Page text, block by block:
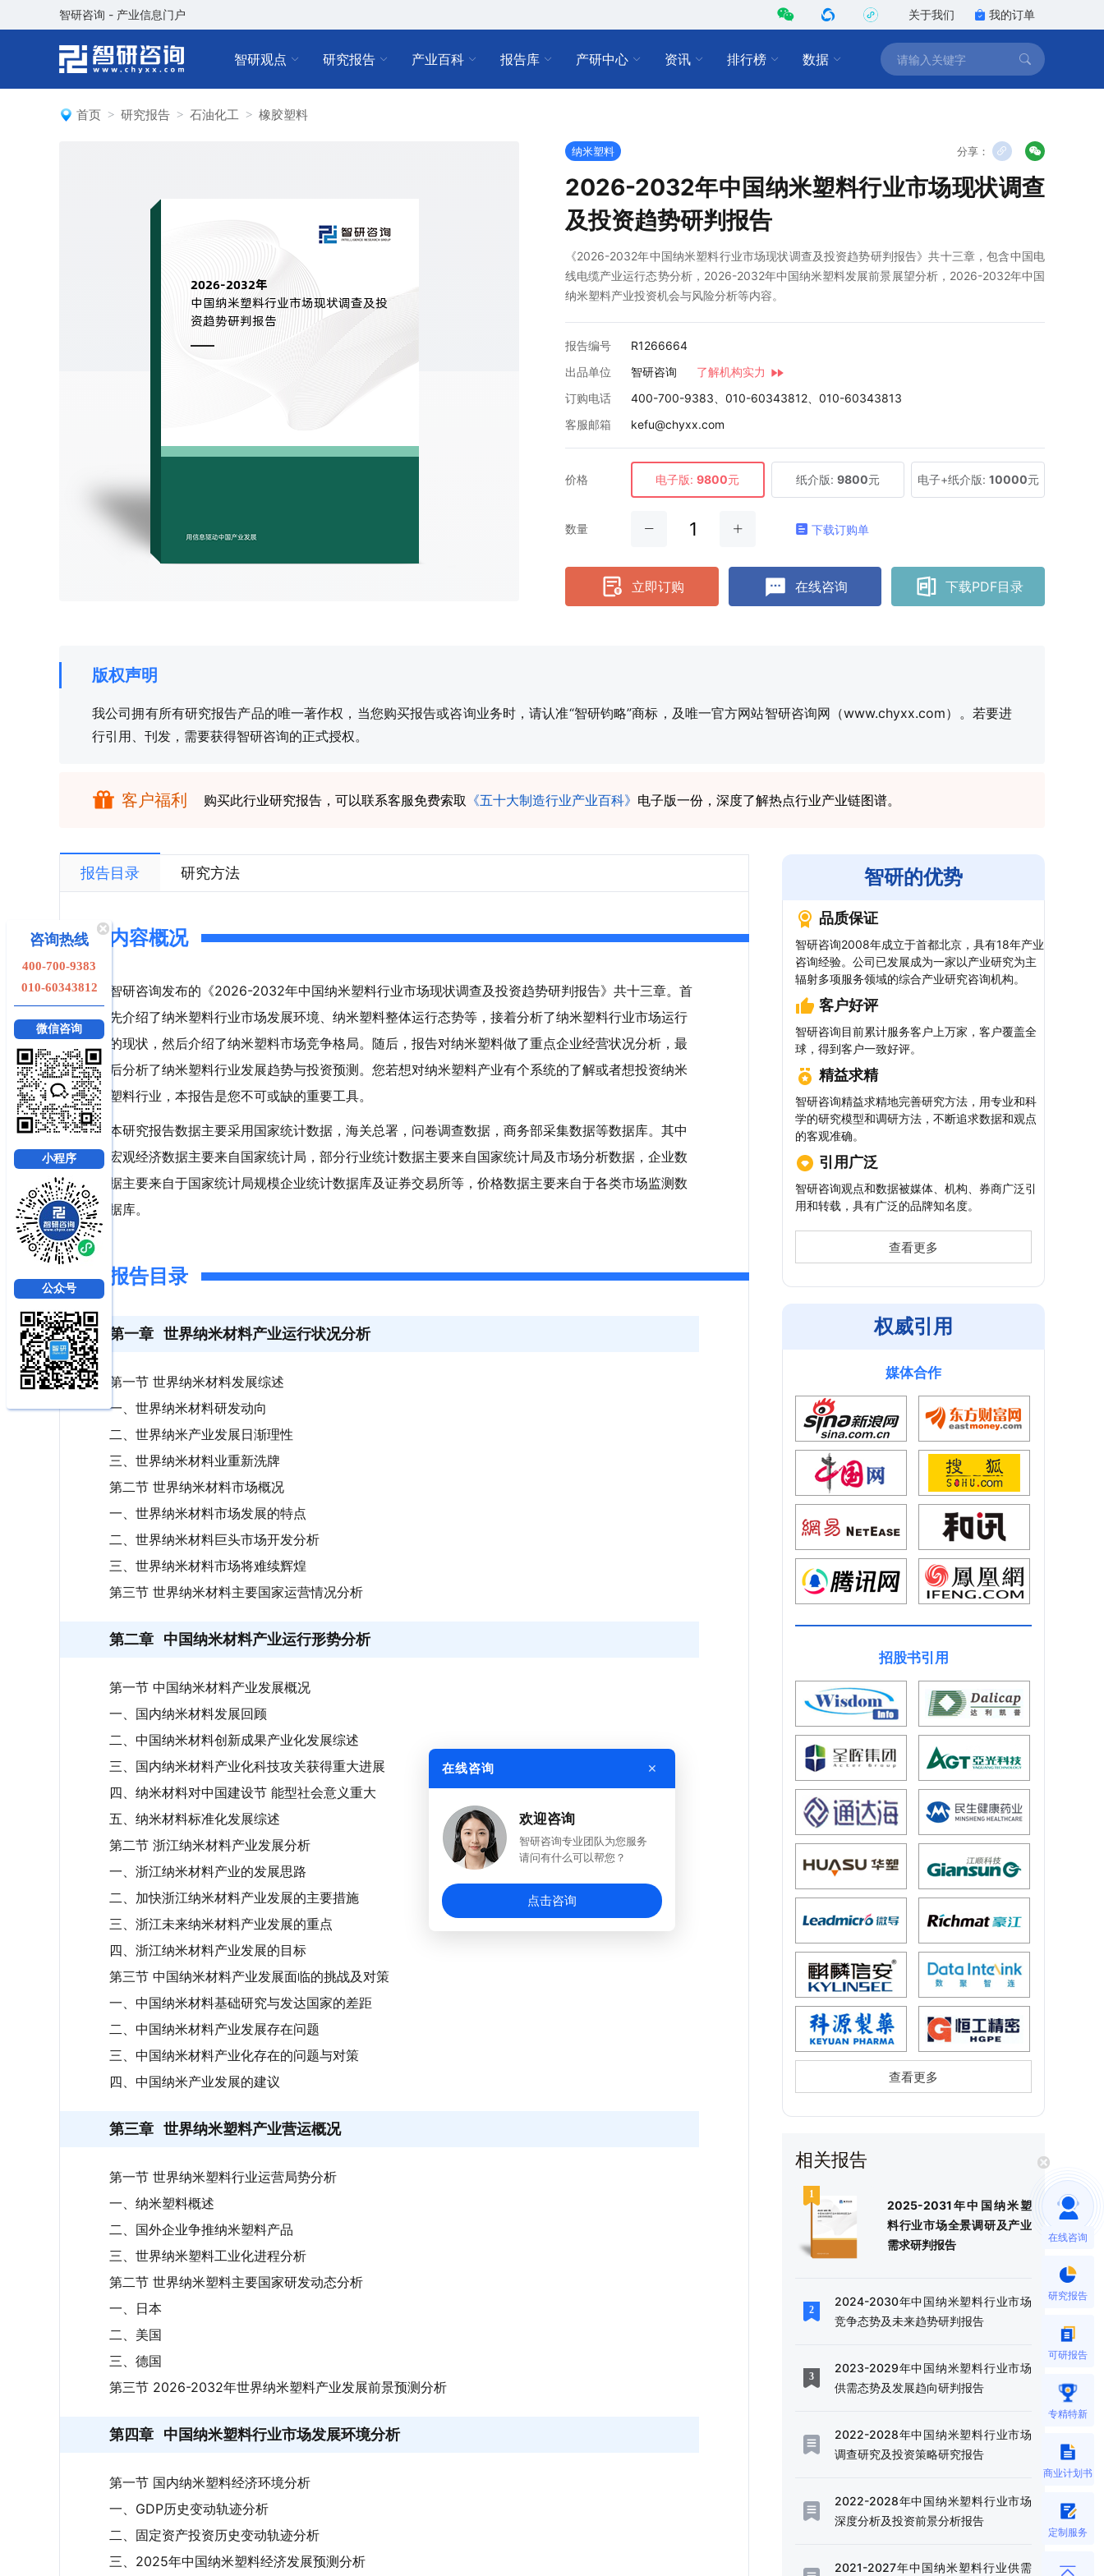
智研咨询 - 产业信息门户 关于我们 我的订单
智研观点 研究报告 产业百科 报告库 产研中心 资讯 排行榜 数据
首页 研究报告 石油化工 橡胶塑料
纳米塑料 分享：
2026-2032年中国纳米塑料行业市场现状调查
及投资趋势研判报告
《2026-2032年中国纳米塑料行业市场现状调查及投资趋势研判报告》共十三章，包含中国电
线电缆产业运行态势分析，2026-2032年中国纳米塑料发展前景展望分析，2026-2032年中国
纳米塑料产业投资机会与风险分析等内容。
报告编号
R1266664
出品单位
智研咨询
了解机构实力
订购电话
400-700-9383、010-60343812、010-60343813
客服邮箱
kefu@chyxx.com
价格 电子版: 9800元 纸介版: 9800元 电子+纸介版: 10000元
数量 下载订购单
立即订购 在线咨询 下载PDF目录
版权声明
我公司拥有所有研究报告产品的唯一著作权，当您购买报告或咨询业务时，请认准“智研钧略”商标，及唯一官方网站智研咨询网（www.chyxx.com）。若要进
行引用、刊发，需要获得智研咨询的正式授权。
客户福利 购买此行业研究报告，可以联系客服免费索取 《五十大制造行业产业百科》 电子版一份，深度了解热点行业产业链图谱。
报告目录 研究方法
内容概况
智研咨询发布的《2026-2032年中国纳米塑料行业市场现状调查及投资趋势研判报告》共十三章。首
先介绍了纳米塑料行业市场发展环境、纳米塑料整体运行态势等，接着分析了纳米塑料行业市场运行
的现状，然后介绍了纳米塑料市场竞争格局。随后，报告对纳米塑料做了重点企业经营状况分析，最
后分析了纳米塑料行业发展趋势与投资预测。您若想对纳米塑料产业有个系统的了解或者想投资纳米
塑料行业，本报告是您不可或缺的重要工具。
本研究报告数据主要采用国家统计数据，海关总署，问卷调查数据，商务部采集数据等数据库。其中
宏观经济数据主要来自国家统计局，部分行业统计数据主要来自国家统计局及市场分析数据，企业数
据主要来自于国家统计局规模企业统计数据库及证券交易所等，价格数据主要来自于各类市场监测数
据库。
报告目录
第一章 世界纳米材料产业运行状况分析
第一节 世界纳米材料发展综述
一、世界纳米材料研发动向
二、世界纳米产业发展日渐理性
三、世界纳米材料业重新洗牌
第二节 世界纳米材料市场概况
一、世界纳米材料市场发展的特点
二、世界纳米材料巨头市场开发分析
三、世界纳米材料市场将难续辉煌
第三节 世界纳米材料主要国家运营情况分析
第二章 中国纳米材料产业运行形势分析
第一节 中国纳米材料产业发展概况
一、国内纳米材料发展回顾
二、中国纳米材料创新成果产业化发展综述
三、国内纳米材料产业化科技攻关获得重大进展
四、纳米材料对中国建设节 能型社会意义重大
五、纳米材料标准化发展综述
第二节 浙江纳米材料产业发展分析
一、浙江纳米材料产业的发展思路
二、加快浙江纳米材料产业发展的主要措施
三、浙江未来纳米材料产业发展的重点
四、浙江纳米材料产业发展的目标
第三节 中国纳米材料产业发展面临的挑战及对策
一、中国纳米材料基础研究与发达国家的差距
二、中国纳米材料产业发展存在问题
三、中国纳米材料产业化存在的问题与对策
四、中国纳米产业发展的建议
第三章 世界纳米塑料产业营运概况
第一节 世界纳米塑料行业运营局势分析
一、纳米塑料概述
二、国外企业争推纳米塑料产品
三、世界纳米塑料工业化进程分析
第二节 世界纳米塑料主要国家研发动态分析
一、日本
二、美国
三、德国
第三节 2026-2032年世界纳米塑料产业发展前景预测分析
第四章 中国纳米塑料行业市场发展环境分析
第一节 国内纳米塑料经济环境分析
一、GDP历史变动轨迹分析
二、固定资产投资历史变动轨迹分析
三、2025年中国纳米塑料经济发展预测分析
智研的优势
品质保证
智研咨询2008年成立于首都北京，具有18年产业
咨询经验。公司已发展成为一家以产业研究为主
辐射多项服务领域的综合产业研究咨询机构。
客户好评
智研咨询目前累计服务客户上万家，客户覆盖全
球，得到客户一致好评。
精益求精
智研咨询精益求精地完善研究方法，用专业和科
学的研究模型和调研方法，不断追求数据和观点
的客观准确。
引用广泛
智研咨询观点和数据被媒体、机构、券商广泛引
用和转载，具有广泛的品牌知名度。
查看更多
权威引用
媒体合作
招股书引用
查看更多
相关报告
2025-2031年中国纳米塑
料行业市场全景调研及产业
需求研判报告
2024-2030年中国纳米塑料行业市场
竞争态势及未来趋势研判报告
2023-2029年中国纳米塑料行业市场
供需态势及发展趋向研判报告
2022-2028年中国纳米塑料行业市场
调查研究及投资策略研究报告
2022-2028年中国纳米塑料行业市场
深度分析及投资前景分析报告
2021-2027年中国纳米塑料行业供需
在线咨询
研究报告
可研报告
专精特新
商业计划书
定制服务
在线咨询 ×
欢迎咨询
智研咨询专业团队为您服务
请问有什么可以帮您？
点击咨询
咨询热线
400-700-9383
010-60343812
微信咨询
小程序
公众号